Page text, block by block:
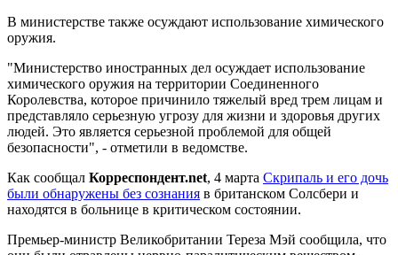
В министерстве также осуждают использование химического
оружия.
"Министерство иностранных дел осуждает использование
химического оружия на территории Соединенного
Королевства, которое причинило тяжелый вред трем лицам и
представляло серьезную угрозу для жизни и здоровья других
людей. Это является серьезной проблемой для общей
безопасности", - отметили в ведомстве.
Как сообщал Корреспондент.net, 4 марта Скрипаль и его дочь
были обнаружены без сознания в британском Солсбери и
находятся в больнице в критическом состоянии.
Премьер-министр Великобритании Тереза Мэй сообщила, что